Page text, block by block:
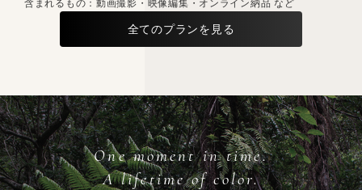
含まれるもの：動画撮影・映像編集・オンライン納品 など
全てのプランを見る
One moment in time.
A lifetime of color.